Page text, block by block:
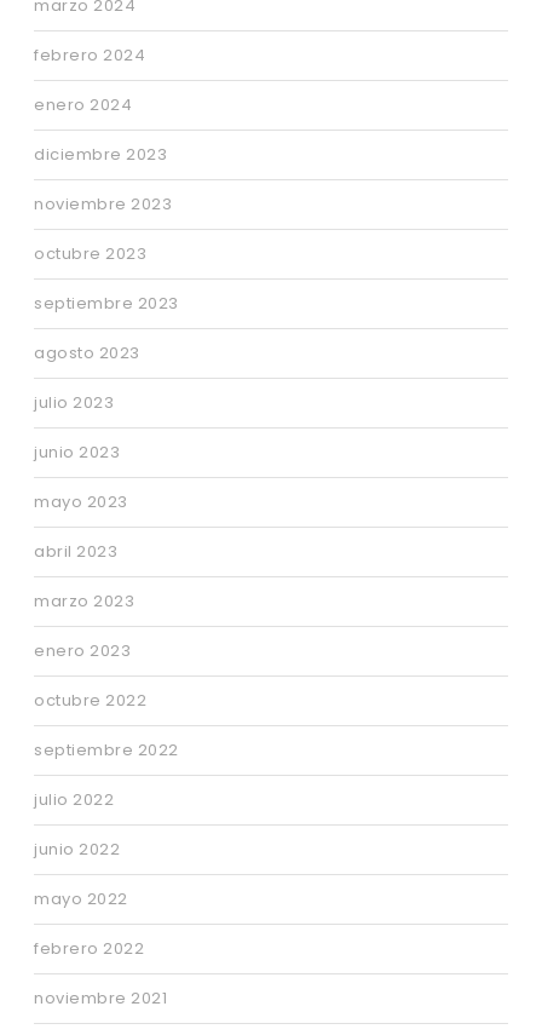
marzo 2024
febrero 2024
enero 2024
diciembre 2023
noviembre 2023
octubre 2023
septiembre 2023
agosto 2023
julio 2023
junio 2023
mayo 2023
abril 2023
marzo 2023
enero 2023
octubre 2022
septiembre 2022
julio 2022
junio 2022
mayo 2022
febrero 2022
noviembre 2021